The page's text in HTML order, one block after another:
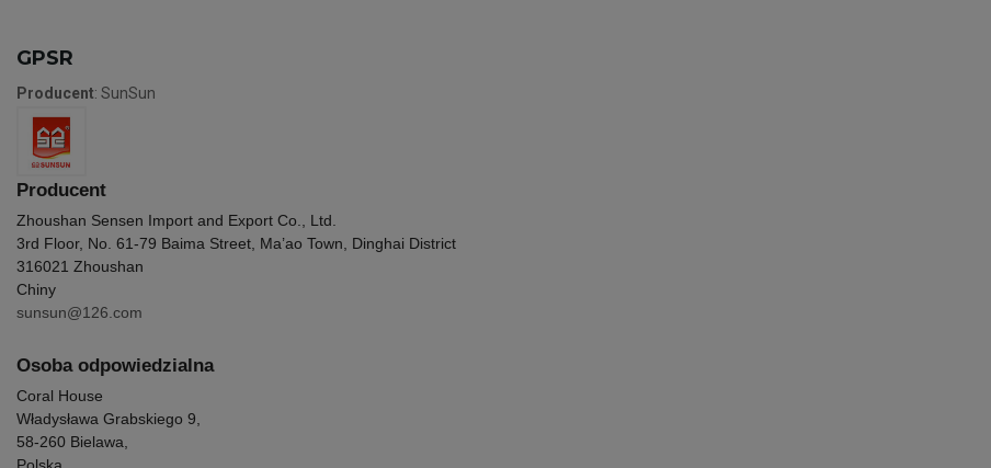
GPSR
Producent: SunSun
Producent
Zhoushan Sensen Import and Export Co., Ltd.
3rd Floor, No. 61-79 Baima Street, Ma’ao Town, Dinghai District
316021 Zhoushan
Chiny
sunsun@126.com
Osoba odpowiedzialna
Coral House
Władysława Grabskiego 9,
58-260 Bielawa,